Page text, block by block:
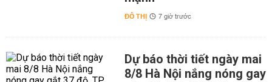
ĐÔ THỊ 7 giờ trước
Dự báo thời tiết ngày mai
8/8 Hà Nội nắng nóng gay